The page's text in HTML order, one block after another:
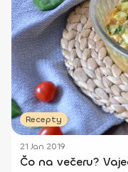
Recepty
21 Jan 2019
Čo na večeru?